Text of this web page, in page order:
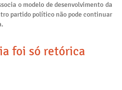
o modelo de desenvolvimento da
partido político não pode continuar
foi só retórica